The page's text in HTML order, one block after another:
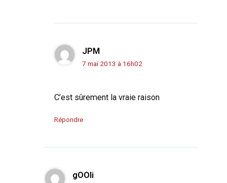
JPM
7 mai 2013 à 16h02
C’est sûrement la vraie raison
Répondre
gOOli